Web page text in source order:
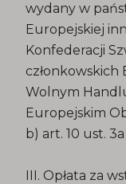
wydany w
Europejskiej
Konfederacji
Wolnym
Europejskim
b) art. 10 ust.
III. Opłata za